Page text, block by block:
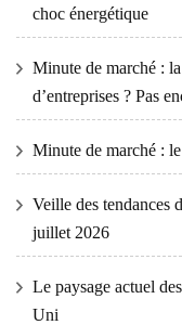
choc énergétique
Minute de marché :
d’entreprises ? Pas
Minute de marché :
Veille des tendances
juillet 2026
Le paysage actuel
Uni